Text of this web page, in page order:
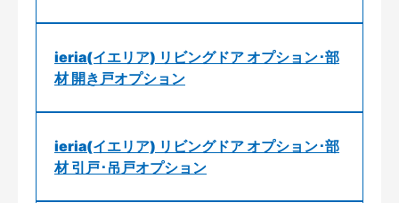
ieria(イエリア) リビングドア オプション･部
材 開き戸オプション
ieria(イエリア) リビングドア オプション･部
材 引戸･吊戸オプション